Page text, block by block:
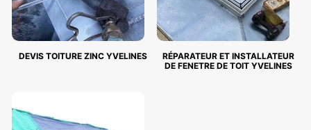
DEVIS TOITURE ZINC YVELINES
RÉPARATEUR ET INSTALLATEUR
DE FENETRE DE TOIT YVELINES